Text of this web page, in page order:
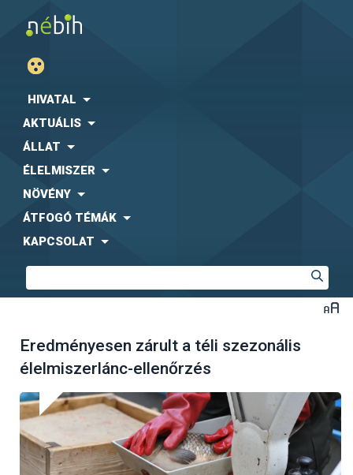
HIVATAL
AKTUÁLIS
ÁLLAT
ÉLELMISZER
NÖVÉNY
ÁTFOGÓ TÉMÁK
KAPCSOLAT
Eredményesen zárult a téli szezonális
élelmiszerlánc-ellenőrzés